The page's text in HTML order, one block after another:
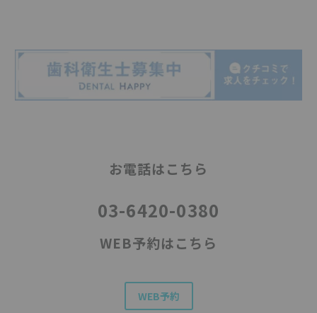
お電話はこちら
03-6420-0380
WEB予約はこちら
WEB予約